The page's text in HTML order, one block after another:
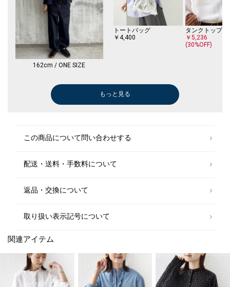
162cm / ONE SIZE
トートバッグ
￥4,400
￥5,236
(30%OFF)
ショルダーバッグ
ボストンバッグ
タンクトップ/キャミソール
ショルダーバッグ
トートバッグ
ショルダーバッグ
トートバッグ
ボストンバッグ
トートバッグ
ショルダーバッグ
もっと見る
この商品について問い合わせする
配送・送料・手数料について
返品・交換について
取り扱い表示記号について
関連アイテム